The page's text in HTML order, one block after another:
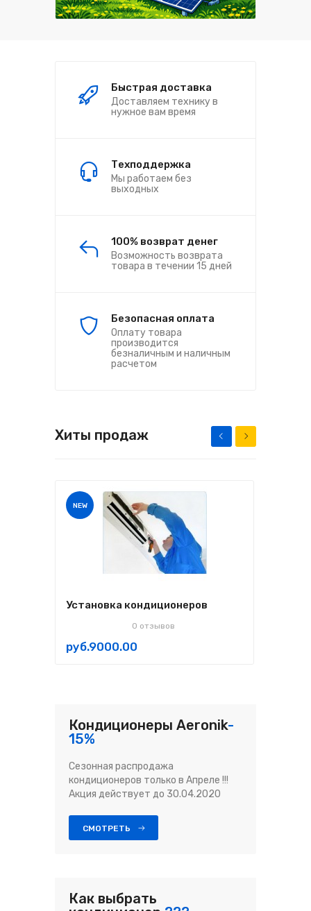
Быстрая доставка
Доставляем технику в
нужное вам время
Техподдержка
Мы работаем без
выходных
100% возврат денег
Возможность возврата
товара в течении 15 дней
Безопасная оплата
Оплату товара
производится
безналичным и наличным
расчетом
Хиты продаж
NEW
Установка кондиционеров
0 отзывов
руб.9000.00
Кондиционеры Aeronik-
15%
Сезонная распродажа
кондиционеров только в Апреле !!!
Акция действует до 30.04.2020
СМОТРЕТЬ
Как выбрать